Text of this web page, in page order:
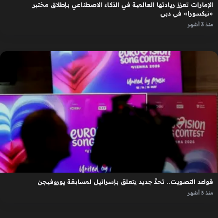
الإمارات تعزز ريادتها العالمية في الذكاء الاصطناعي بإطلاق مختبر
«نيكسورا» في دبي
منذ 3 أشهر
قواعد التصويت.. تحدٍّ جديد يتعلق بإسرائيل لمسابقة يوروفيجن
منذ 3 أشهر